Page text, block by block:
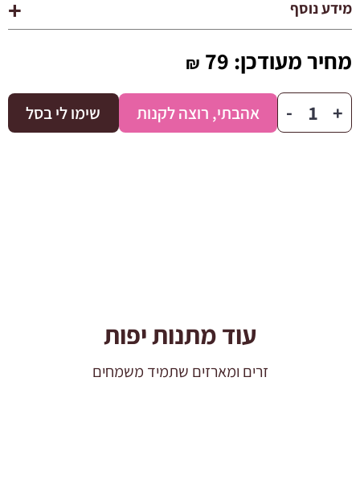
מידע נוסף
מחיר מעודכן: 79
₪
+
כמות
של
- אהבתי, רוצה לקנות שימו לי בסל
עוד מתנות יפות
זרים ומארזים שתמיד משמחים